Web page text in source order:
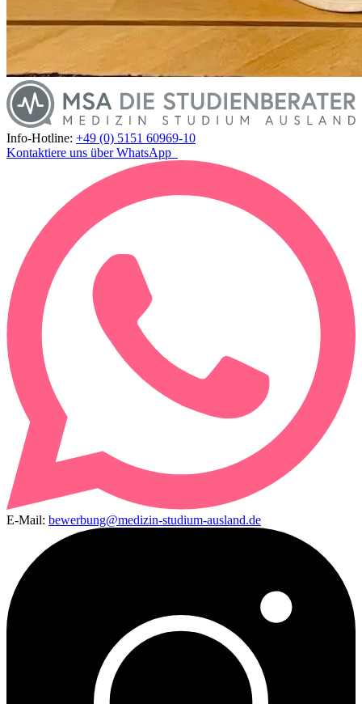
Info-Hotline: +49 (0) 5151 60969-10
Kontaktiere uns über WhatsApp
E-Mail: bewerbung@medizin-studium-ausland.de